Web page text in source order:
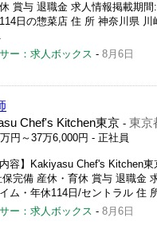
賞与 退職金 求人情報掲載期
日の惣菜店 住 所 神奈川県
ー：求人ボックス - 8月6日
Chef's Kitchen東京 - 東京
円～37万6,000円 - 正社員
内容】Kakiyasu Chef's Kitchen
完備 産休・育休 賞与 退職金
ム・年休114日/セントラル 住
ー：求人ボックス - 8月6日